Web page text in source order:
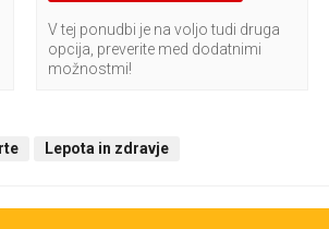
V tej ponudbi je na voljo tudi druga
opcija, preverite med dodatnimi
možnostmi!
Lepota in zdravje